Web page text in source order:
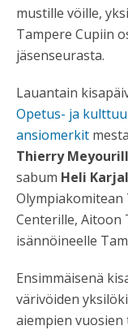
mustille vöille,
Tampere Cupiin
jäsenseurasta.
Lauantain
Opetus- ja
ansiomerkit
Thierry
sabum Heli
Centerille, Aitoon
isännöineelle
Ensimmäisenä
värivöiden
aiempien vuosien